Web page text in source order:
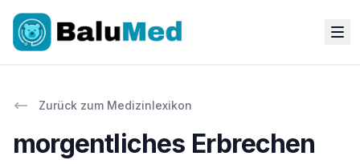
Zurück zum Medizinlexikon
morgentliches Erbrechen